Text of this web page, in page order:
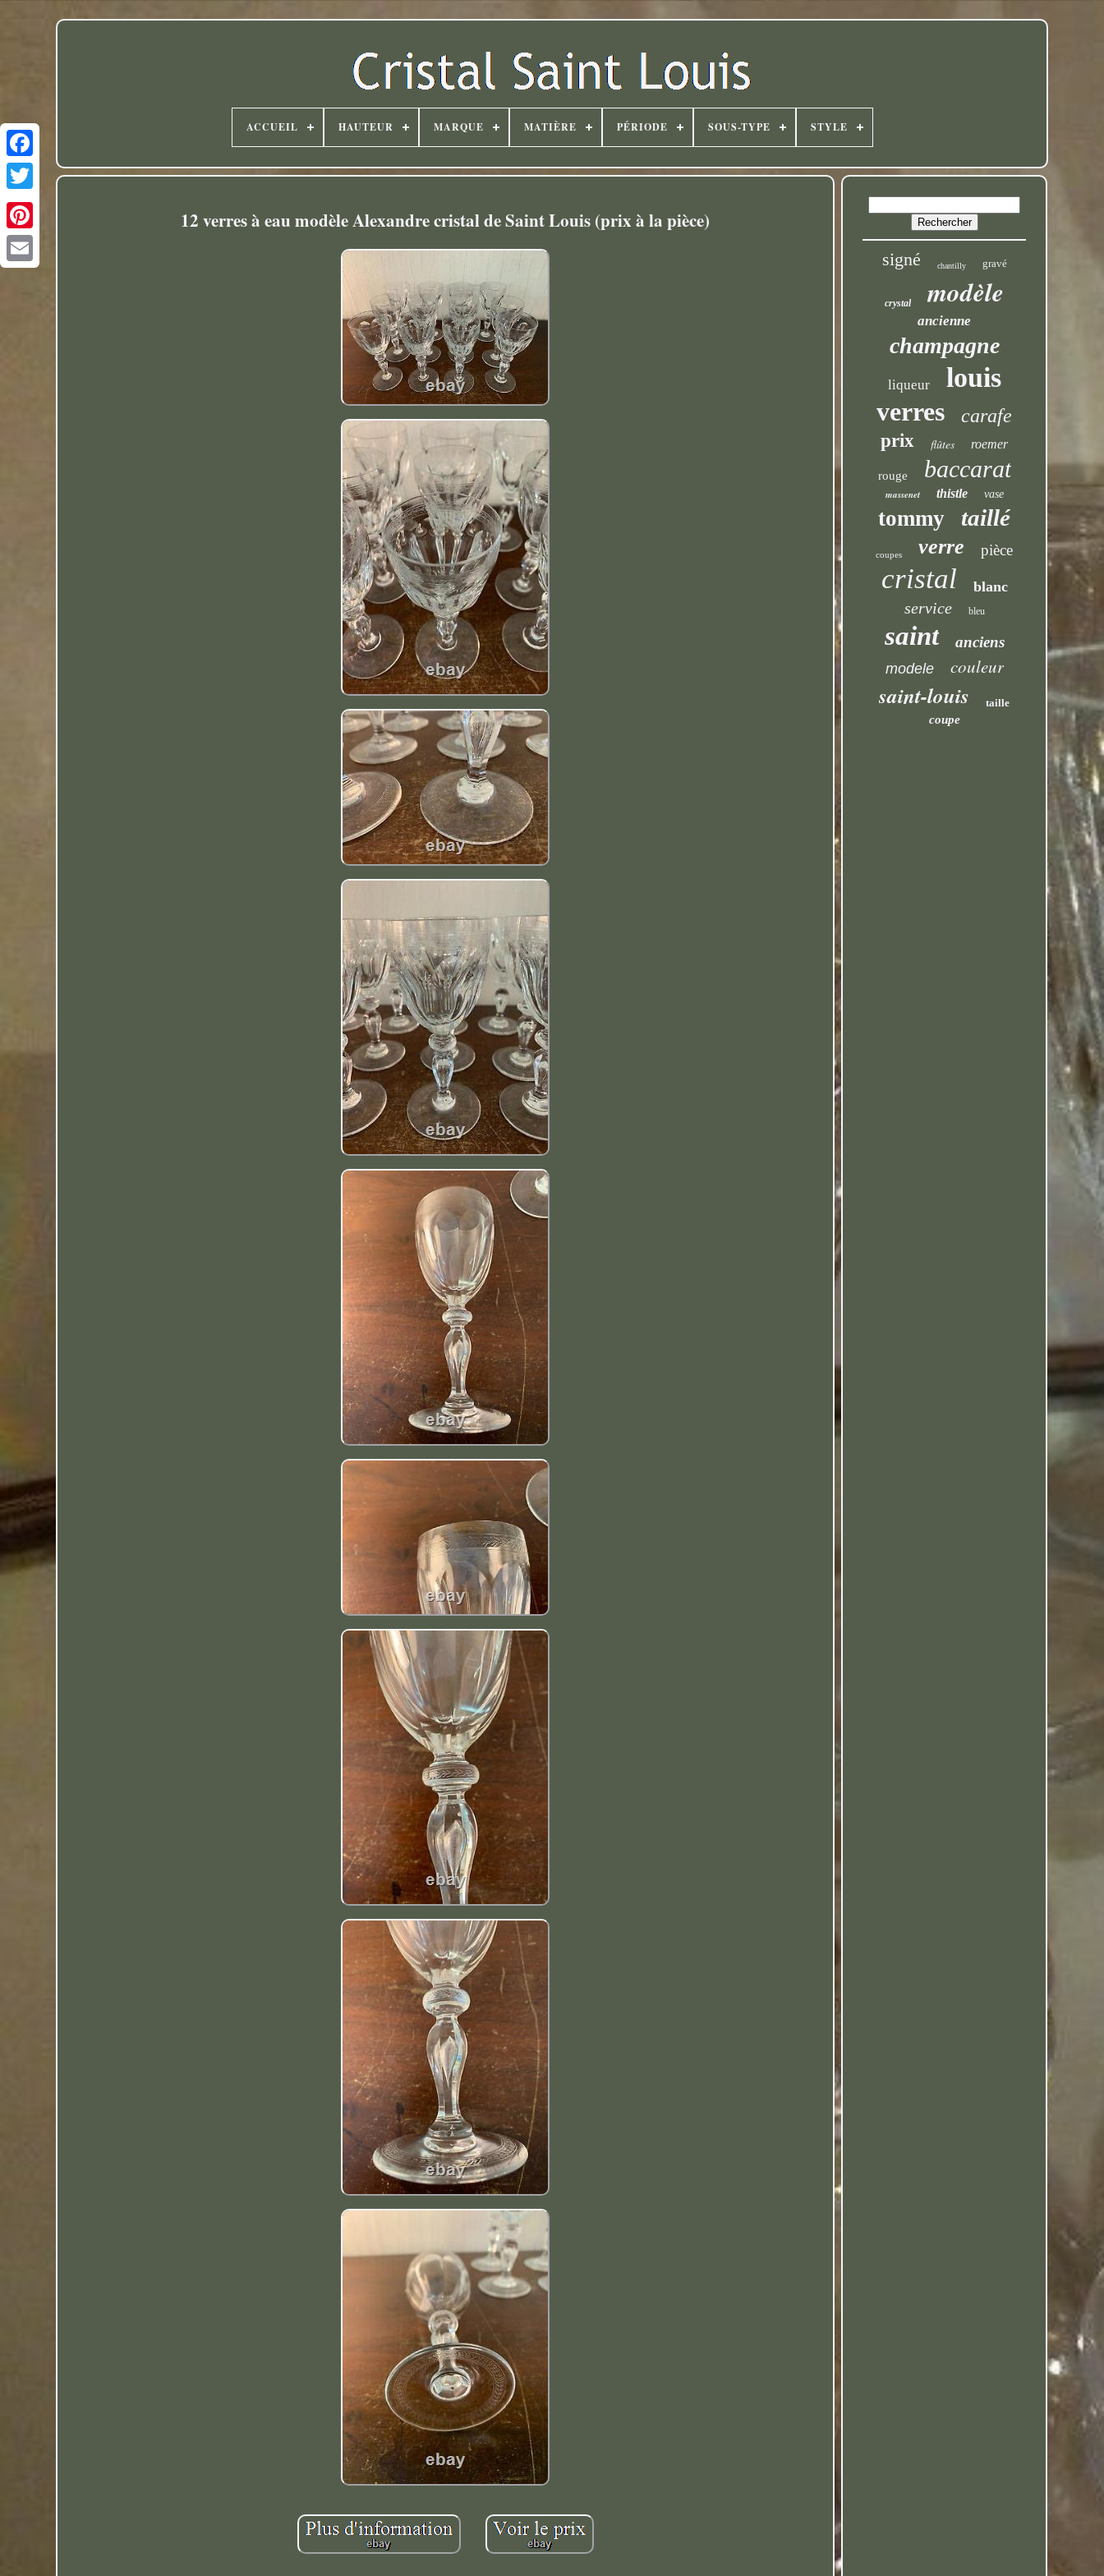
Twitter
ACCUEIL HAUTEUR MARQUE MATIÈRE PÉRIODE SOUS-TYPE STYLE
12 verres à eau modèle Alexandre cristal de Saint Louis (prix à la pièce)
signé chantilly gravé
crystal modèle
ancienne
champagne
liqueur louis
verres carafe
prix flûtes roemer
rouge baccarat
massenet thistle vase
tommy taillé
coupes verre pièce
cristal blanc
service bleu
saint anciens
modele couleur
saint-louis taille
coupe